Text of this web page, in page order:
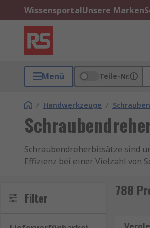
WissensportalUnsere Marken
Menü Teile-Nr.
/ Handwerkzeuge /
Schraubendreherbitsätze sind
Effizienz bei einer Vielzahl von
Ein Schraubendreherbitsatz
unterschiedliche
Filter 788